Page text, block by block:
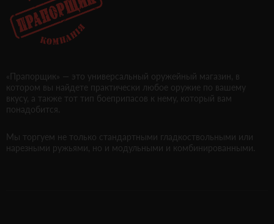
«Прапорщик» — это универсальный оружейный магазин, в
котором вы найдете практически любое оружие по вашему
вкусу, а также тот тип боеприпасов к нему, который вам
понадобится.
Мы торгуем не только стандартными гладкоствольными или
нарезными ружьями, но и модульными и комбинированными.